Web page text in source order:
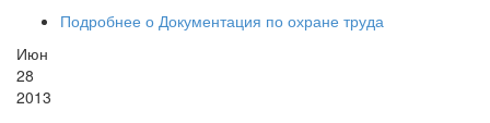
Подробнее о Документация по охране труда
Июн
28
2013